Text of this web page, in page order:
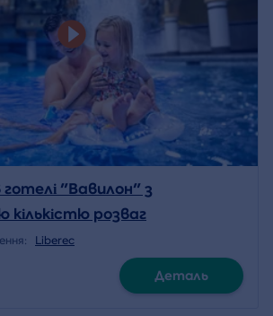
готелі "Вавилон" з
розваг
Liberec
Деталь